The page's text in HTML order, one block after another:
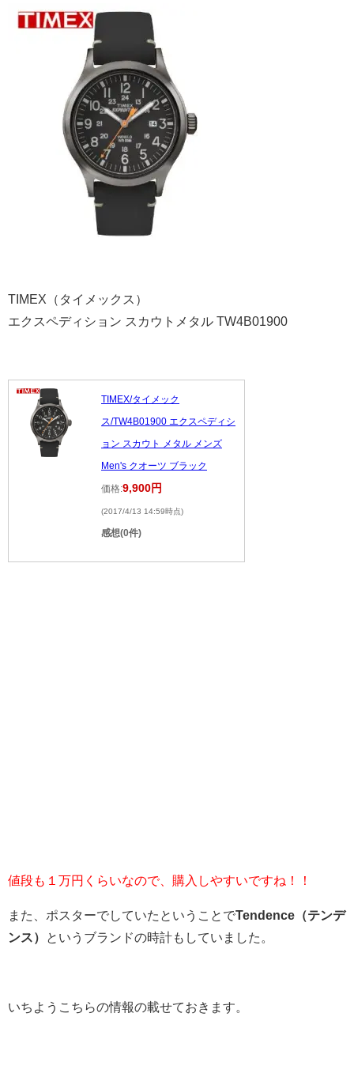
TIMEX（タイメックス）
エクスペディション スカウトメタル TW4B01900
TIMEX/タイメック
ス/TW4B01900 エクスペディシ
ョン スカウト メタル メンズ
Men's クオーツ ブラック
価格:9,900円
(2017/4/13 14:59時点)
感想(0件)
値段も１万円くらいなので、購入しやすいですね！！
また、ポスターでしていたということでTendence（テンデ
ンス）
というブランドの時計もしていました。
いちようこちらの情報の載せておきます。